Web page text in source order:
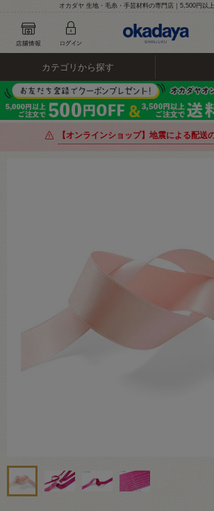
オカダヤ 生地・毛糸・手芸材料の専門店｜5,500円以
カテゴリから探す
【オンラインショップ】地震による配送